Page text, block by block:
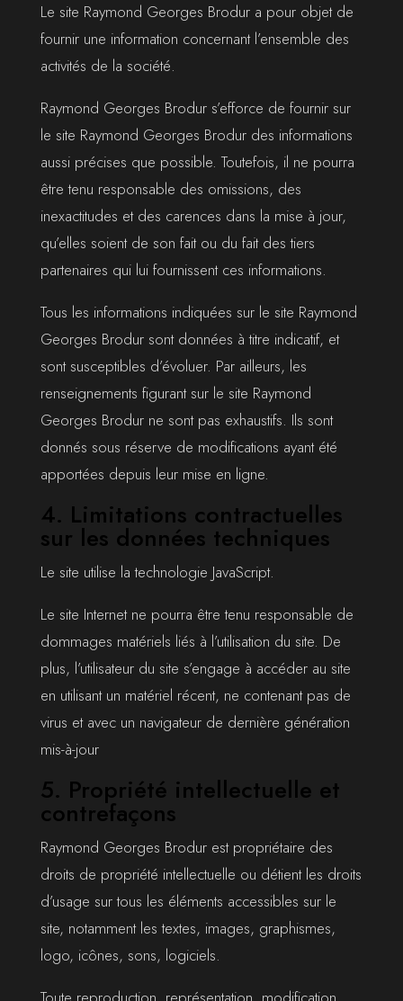
Le site Raymond Georges Brodur a pour objet de
fournir une information concernant l’ensemble des
activités de la société.
Raymond Georges Brodur s’efforce de fournir sur
le site Raymond Georges Brodur des informations
aussi précises que possible. Toutefois, il ne pourra
être tenu responsable des omissions, des
inexactitudes et des carences dans la mise à jour,
qu’elles soient de son fait ou du fait des tiers
partenaires qui lui fournissent ces informations.
Tous les informations indiquées sur le site Raymond
Georges Brodur sont données à titre indicatif, et
sont susceptibles d’évoluer. Par ailleurs, les
renseignements figurant sur le site Raymond
Georges Brodur ne sont pas exhaustifs. Ils sont
donnés sous réserve de modifications ayant été
apportées depuis leur mise en ligne.
4. Limitations contractuelles
sur les données techniques
Le site utilise la technologie JavaScript.
Le site Internet ne pourra être tenu responsable de
dommages matériels liés à l’utilisation du site. De
plus, l’utilisateur du site s’engage à accéder au site
en utilisant un matériel récent, ne contenant pas de
virus et avec un navigateur de dernière génération
mis-à-jour
5. Propriété intellectuelle et
contrefaçons
Raymond Georges Brodur est propriétaire des
droits de propriété intellectuelle ou détient les droits
d’usage sur tous les éléments accessibles sur le
site, notamment les textes, images, graphismes,
logo, icônes, sons, logiciels.